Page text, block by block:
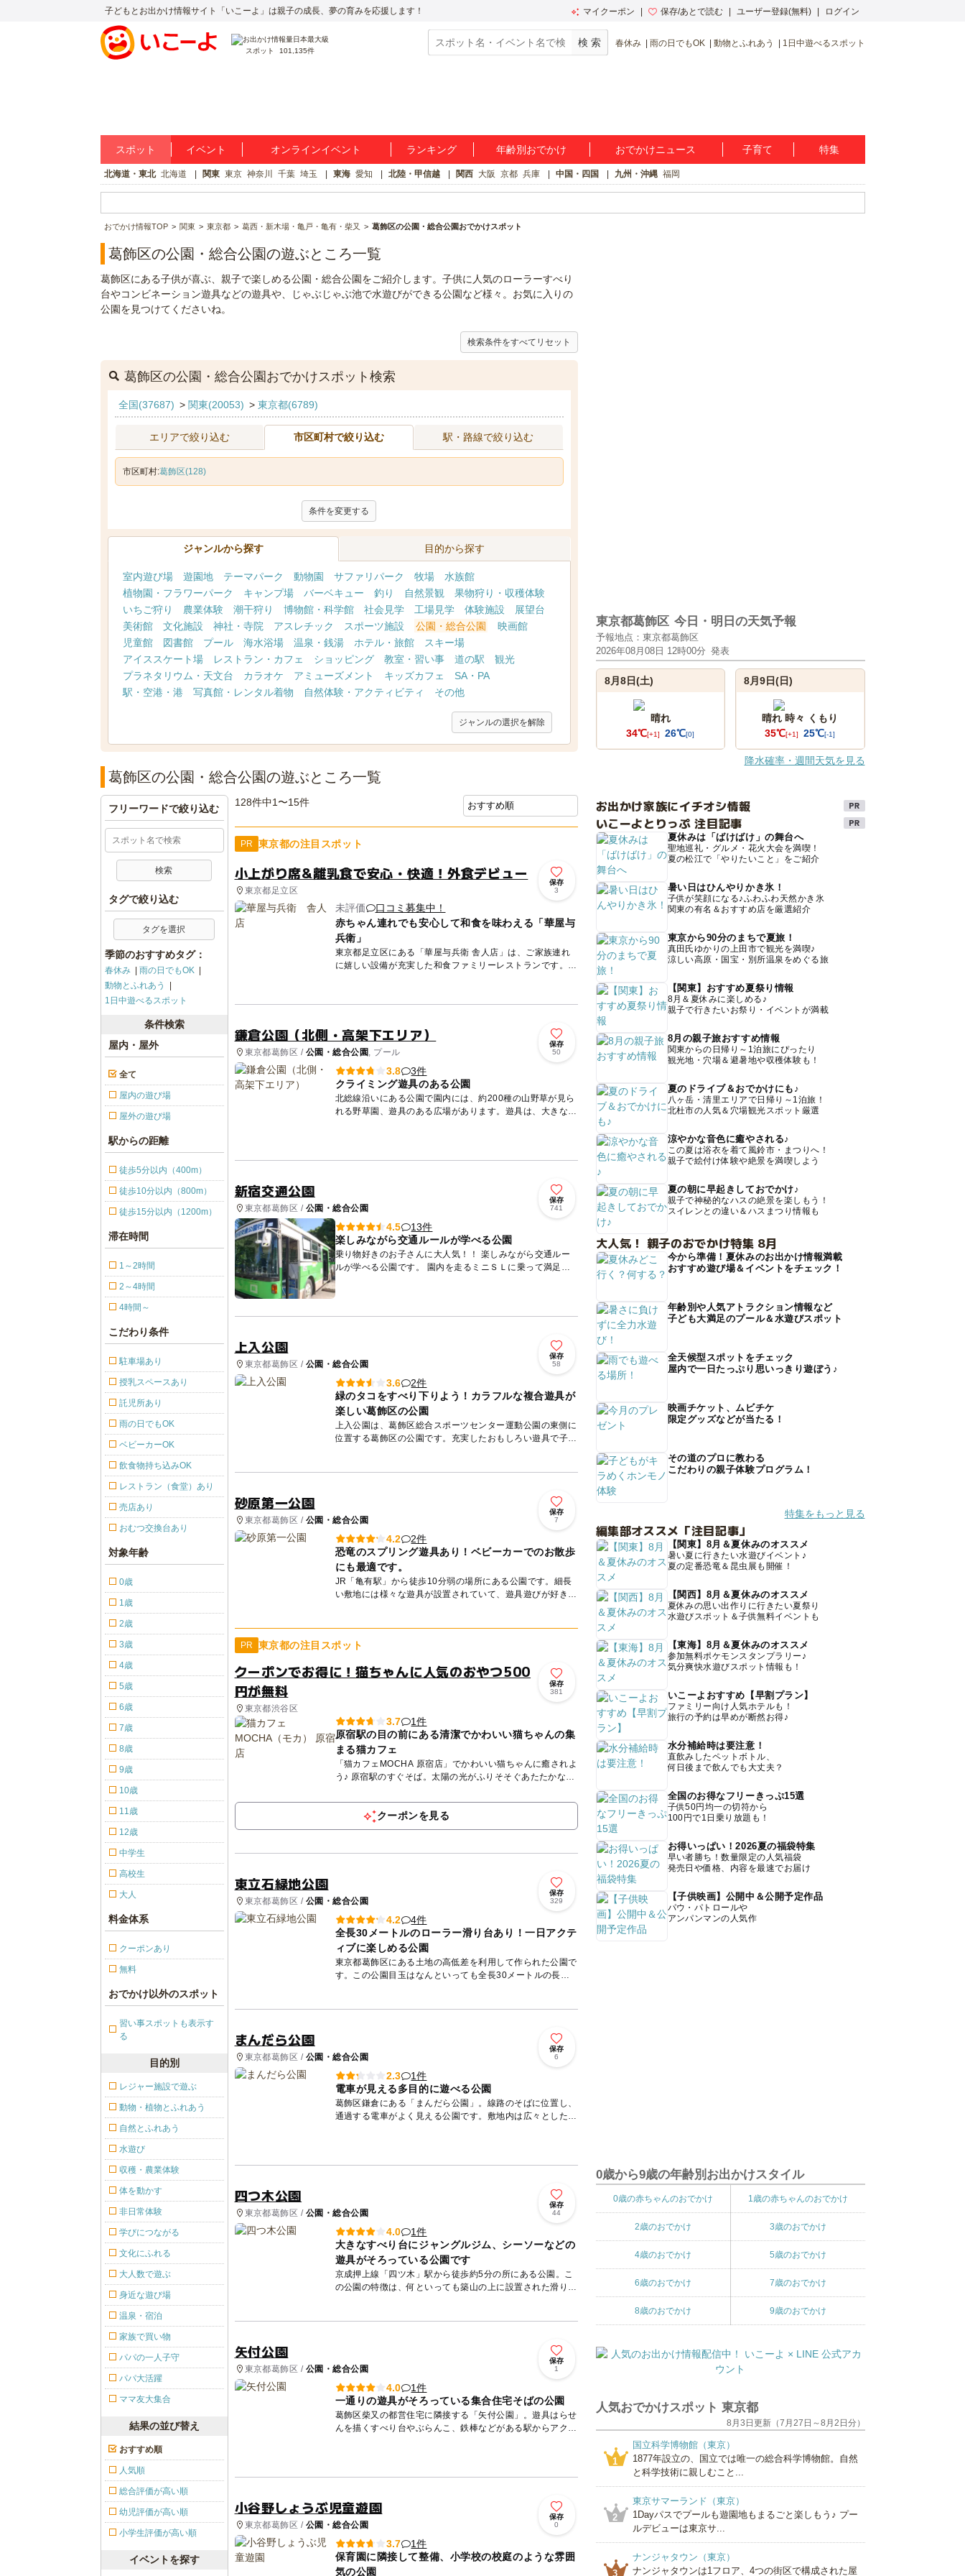
子どもとお出かけ情報サイト「いこーよ」は親子の成長、夢の育みを応援します！ マイクーポン 保存/あとで読む ユーザー登録(無料) ログイン
スポット 101,135件
春休み 雨の日でもOK 動物とふれあう 1日中遊べるスポット
スポット イベント オンラインイベント ランキング 年齢別おでかけ おでかけニュース 子育て 特集
北海道・東北 北海道 関東 東京 神奈川 千葉 埼玉 東海 愛知 北陸・甲信越 関西 大阪 京都 兵庫 中国・四国 九州・沖縄 福岡
おでかけ情報TOP 関東 東京都 葛西・新木場・亀戸・亀有・柴又 葛飾区の公園・総合公園おでかけスポット
葛飾区の公園・総合公園の遊ぶところ一覧
葛飾区にある子供が喜ぶ、親子で楽しめる公園・総合公園をご紹介します。子供に人気のローラーすべり
台やコンビネーション遊具などの遊具や、じゃぶじゃぶ池で水遊びができる公園など様々。お気に入りの
公園を見つけてくださいね。
検索条件をすべてリセット
葛飾区の公園・総合公園おでかけスポット検索
全国(37687) > 関東(20053) > 東京都(6789)
エリアで絞り込む 市区町村で絞り込む 駅・路線で絞り込む
市区町村:葛飾区(128)
条件を変更する
ジャンルから探す 目的から探す
室内遊び場 遊園地 テーマパーク 動物園 サファリパーク 牧場
水族館
植物園・フラワーパーク
キャンプ場 バーベキュー 釣り 自然景観
果物狩り・収穫体験
いちご狩り
農業体験 潮干狩り 博物館・科学館 社会見学 工場見学 体験施設
展望台
美術館
文化施設 神社・寺院 アスレチック スポーツ施設 公園・総合公園
映画館
児童館
図書館 プール 海水浴場 温泉・銭湯 ホテル・旅館
スキー場
アイススケート場
レストラン・カフェ ショッピング 教室・習い事 道の駅
観光
プラネタリウム・天文台
カラオケ アミューズメント キッズカフェ
SA・PA
駅・空港・港
写真館・レンタル着物 自然体験・アクティビティ その他
ジャンルの選択を解除
葛飾区の公園・総合公園の遊ぶところ一覧
128件中1〜15件
PR 東京都の注目スポット
小上がり席&離乳食で安心・快適！外食デビュー
東京都足立区
保存
3
未評価
口コミ募集中！
赤ちゃん連れでも安心して和食を味わえる「華屋与
兵衛」
東京都足立区にある「華屋与兵衛 舎人店」は、ご家族連れ
に嬉しい設備が充実した和食ファミリーレストランです。
鎌倉公園（北側・高架下エリア）
東京都葛飾区 / 公園・総合公園 , プール
保存
50
3.8
3件
クライミング遊具のある公園
北総線沿いにある公園で園内には、約200種の山野草が見ら
れる野草園、遊具のある広場があります。遊具は、大きな砂
新宿交通公園
東京都葛飾区 / 公園・総合公園
保存
741
4.5
13件
楽しみながら交通ルールが学べる公園
乗り物好きのお子さんに大人気！！ 楽しみながら交通ルー
ルが学べる公園です。 園内を走るミニＳＬに乗って満足そ
うな笑顔、信号でしっかり止まって褒められて嬉しそうな笑
顔、この...
上入公園
東京都葛飾区 / 公園・総合公園
保存
58
3.6
2件
緑のタコをすべり下りよう！カラフルな複合遊具が
楽しい葛飾区の公園
上入公園は、葛飾区総合スポーツセンター運動公園の東側に
位置する葛飾区の公園です。充実したおもしろい遊具で子ど
砂原第一公園
東京都葛飾区 / 公園・総合公園
保存
7
4.2
2件
恐竜のスプリング遊具あり！ベビーカーでのお散歩
にも最適です。
JR「亀有駅」から徒歩10分弱の場所にある公園です。細長
い敷地には様々な遊具が設置されていて、遊具遊びが好きな
PR 東京都の注目スポット
クーポンでお得に！猫ちゃんに人気のおやつ500
円が無料
東京都渋谷区
保存
381
3.7
1件
原宿駅の目の前にある清潔でかわいい猫ちゃんの集
まる猫カフェ
「猫カフェMOCHA 原宿店」でかわいい猫ちゃんに癒されよ
う♪ 原宿駅のすぐそば。太陽の光がふりそそぐあたたかな空
...
クーポンを見る
東立石緑地公園
東京都葛飾区 / 公園・総合公園
保存
329
4.2
4件
全長30メートルのローラー滑り台あり！一日アクテ
ィブに楽しめる公園
東京都葛飾区にある土地の高低差を利用して作られた公園で
す。この公園目玉はなんといっても全長30メートルの長い
まんだら公園
東京都葛飾区 / 公園・総合公園
保存
6
2.3
1件
電車が見える多目的に遊べる公園
葛飾区鎌倉にある「まんだら公園」。線路のそばに位置し、
通過する電車がよく見える公園です。敷地内は広々とした多
四つ木公園
東京都葛飾区 / 公園・総合公園
保存
44
4.0
1件
大きなすべり台にジャングルジム、シーソーなどの
遊具がそろっている公園です
京成押上線「四ツ木」駅から徒歩約5分の所にある公園。こ
の公園の特徴は、何といっても築山の上に設置された滑り
矢付公園
東京都葛飾区 / 公園・総合公園
保存
1
4.0
1件
一通りの遊具がそろっている集合住宅そばの公園
葛飾区柴又の都営住宅に隣接する「矢付公園」。遊具はらせ
んを描くすべり台やぶらんこ、鉄棒などがある駅からアクセ
小谷野しょうぶ児童遊園
東京都葛飾区 / 公園・総合公園
保存
0
3.7
1件
保育園に隣接して整備、小学校の校庭のような雰囲
気の公園
フリーワードで絞り込む
タグで絞り込む
タグを選択
季節のおすすめタグ：
春休み
雨の日でもOK
動物とふれあう
1日中遊べるスポット
条件検索
屋内・屋外
全て
屋内の遊び場
屋外の遊び場
駅からの距離
徒歩5分以内（400m）
徒歩10分以内（800m）
徒歩15分以内（1200m）
滞在時間
1～2時間
2～4時間
4時間～
こだわり条件
駐車場あり
授乳スペースあり
託児所あり
雨の日でもOK
ベビーカーOK
飲食物持ち込みOK
レストラン（食堂）あり
売店あり
おむつ交換台あり
対象年齢
0歳
1歳
2歳
3歳
4歳
5歳
6歳
7歳
8歳
9歳
10歳
11歳
12歳
中学生
高校生
大人
料金体系
クーポンあり
無料
おでかけ以外のスポット
習い事スポットも表示す
る
目的別
レジャー施設で遊ぶ
動物・植物とふれあう
自然とふれあう
水遊び
収穫・農業体験
体を動かす
非日常体験
学びにつながる
文化にふれる
大人数で遊ぶ
身近な遊び場
温泉・宿泊
家族で買い物
パパの一人子守
パパ大活躍
ママ友大集合
結果の並び替え
おすすめ順
人気順
総合評価が高い順
幼児評価が高い順
小学生評価が高い順
イベントを探す
東京都葛飾区 今日・明日の天気予報
予報地点：東京都葛飾区
2026年08月08日 12時00分 発表
8月8日(土)
晴れ
34℃[+1] 26℃[0]
8月9日(日)
晴れ 時々 くもり
35℃[+1] 25℃[-1]
降水確率・週間天気を見る
お出かけ家族にイチオシ情報
いこーよとりっぷ 注目記事
夏休みは「ばけばけ」の舞台へ
聖地巡礼・グルメ・花火大会を満喫！
夏の松江で「やりたいこと」をご紹介
暑い日はひんやりかき氷！
子供が笑顔になる♪ふわふわ天然かき氷
関東の有名＆おすすめ店を厳選紹介
東京から90分のまちで夏旅！
真田氏ゆかりの上田市で観光を満喫♪
涼しい高原・国宝・別所温泉をめぐる旅
【関東】おすすめ夏祭り情報
8月＆夏休みに楽しめる♪
親子で行きたいお祭り・イベントが満載
8月の親子旅おすすめ情報
関東からの日帰り～1泊旅にぴったり
観光地・穴場＆避暑地や収穫体験も！
夏のドライブ＆おでかけにも♪
八ヶ岳・清里エリアで日帰り～1泊旅！
北杜市の人気＆穴場観光スポット厳選
涼やかな音色に癒やされる♪
この夏は浴衣を着て風鈴市・まつりへ！
親子で絵付け体験や絶景を満喫しよう
夏の朝に早起きしておでかけ♪
親子で神秘的なハスの絶景を楽しもう！
スイレンとの違い＆ハスまつり情報も
大人気！ 親子のおでかけ特集 8月
今から準備！夏休みのお出かけ情報満載
おすすめ遊び場＆イベントをチェック！
年齢別や人気アトラクション情報など
子ども大満足のプール＆水遊びスポット
全天候型スポットをチェック
屋内で一日たっぷり思いっきり遊ぼう♪
映画チケット、ムビチケ
限定グッズなどが当たる！
その道のプロに教わる
こだわりの親子体験プログラム！
特集をもっと見る
編集部オススメ「注目記事」
【関東】8月＆夏休みのオススメ
暑い夏に行きたい水遊びイベント♪
夏の定番恐竜＆昆虫展も開催！
【関西】8月＆夏休みのオススメ
夏休みの思い出作りに行きたい夏祭り
水遊びスポット＆子供無料イベントも
【東海】8月＆夏休みのオススメ
参加無料ポケモンスタンプラリー♪
気分爽快水遊びスポット情報も！
いこーよおすすめ【早割プラン】
ファミリー向け人気ホテルも！
旅行の予約は早めが断然お得♪
水分補給時は要注意！
直飲みしたペットボトル、
何日後まで飲んでも大丈夫？
全国のお得なフリーきっぷ15選
子供50円均一の切符から
100円で1日乗り放題も！
お得いっぱい！2026夏の福袋特集
早い者勝ち！数量限定の人気福袋
発売日や価格、内容を最速でお届け
【子供映画】公開中＆公開予定作品
パウ・パトロールや
アンパンマンの人気作
0歳から9歳の年齢別お出かけスタイル
0歳の赤ちゃんのおでかけ 1歳の赤ちゃんのおでかけ
2歳のおでかけ 3歳のおでかけ
4歳のおでかけ 5歳のおでかけ
6歳のおでかけ 7歳のおでかけ
8歳のおでかけ 9歳のおでかけ
人気おでかけスポット 東京都
8月3日更新（7月27日～8月2日分）
1
国立科学博物館（東京）
1877年設立の、国立では唯一の総合科学博物館。自然
と科学技術に親しむこと...
2
東京サマーランド（東京）
1Dayパスでプールも遊園地もまるごと楽しもう♪ プー
ルデビューは東京サ...
3
ナンジャタウン（東京）
ナンジャタウンは1フロア、4つの街区で構成された屋